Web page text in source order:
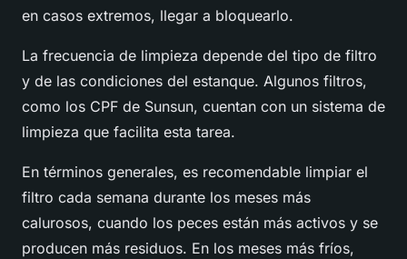
en casos extremos, llegar a bloquearlo.
La frecuencia de limpieza depende del tipo de filtro
y de las condiciones del estanque. Algunos filtros,
como los CPF de Sunsun, cuentan con un sistema de
limpieza que facilita esta tarea.
En términos generales, es recomendable limpiar el
filtro cada semana durante los meses más
calurosos, cuando los peces están más activos y se
producen más residuos. En los meses más fríos,